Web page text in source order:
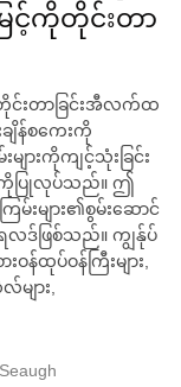
င့်ကိုတိုင်းတာ
တိုင်းတာခြင်းအီလက်ထ
ျိန်စကေးကို
ားကိုကျင့်သုံးခြင်း
းကိုပြုလုပ်သည်။ ဤ
များ၏စွမ်းဆောင်
လဒ်ဖြစ်သည်။ ကျွန်ုပ်
န်ထုပ်ဝန်ကြီးများ,
ျား,